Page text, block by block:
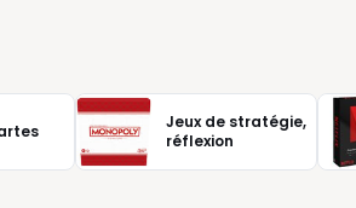
Jeux de stratégie,
réflexion